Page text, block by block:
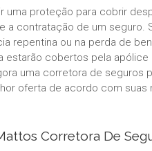
uma proteção para cobrir
a contratação de um seguro.
repentina ou na perda de
estarão cobertos pela apólice
uma corretora de seguros
oferta de acordo com suas
Corretora De